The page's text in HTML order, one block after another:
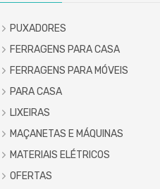
PUXADORES
FERRAGENS PARA CASA
FERRAGENS PARA MÓVEIS
PARA CASA
LIXEIRAS
MAÇANETAS E MÁQUINAS
MATERIAIS ELÉTRICOS
OFERTAS